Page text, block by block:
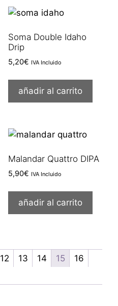
Soma Double Idaho
Drip
5,20€ IVA Incluido
añadir al carrito
Malandar Quattro DIPA
5,90€ IVA Incluido
añadir al carrito
12 13 14 15
16